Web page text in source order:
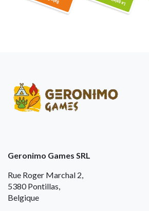
Geronimo Games SRL
Rue Roger Marchal 2,
5380 Pontillas,
Belgique